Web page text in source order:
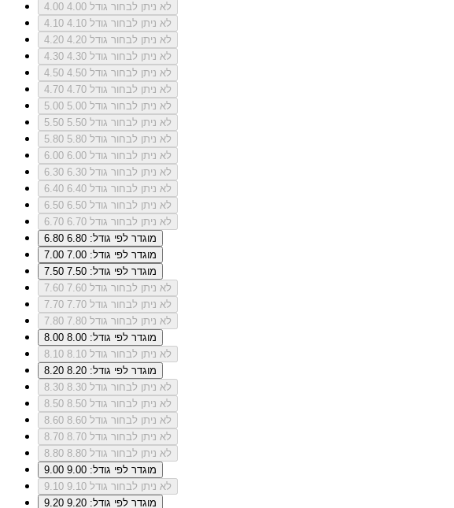
4.00
לא ניתן לבחור גודל 4.00
4.10
לא ניתן לבחור גודל 4.10
4.20
לא ניתן לבחור גודל 4.20
4.30
לא ניתן לבחור גודל 4.30
4.50
לא ניתן לבחור גודל 4.50
4.70
לא ניתן לבחור גודל 4.70
5.00
לא ניתן לבחור גודל 5.00
5.50
לא ניתן לבחור גודל 5.50
5.80
לא ניתן לבחור גודל 5.80
6.00
לא ניתן לבחור גודל 6.00
6.30
לא ניתן לבחור גודל 6.30
6.40
לא ניתן לבחור גודל 6.40
6.50
לא ניתן לבחור גודל 6.50
6.70
לא ניתן לבחור גודל 6.70
6.80
מוגדר לפי גודל: 6.80
7.00
מוגדר לפי גודל: 7.00
7.50
מוגדר לפי גודל: 7.50
7.60
לא ניתן לבחור גודל 7.60
7.70
לא ניתן לבחור גודל 7.70
7.80
לא ניתן לבחור גודל 7.80
8.00
מוגדר לפי גודל: 8.00
8.10
לא ניתן לבחור גודל 8.10
8.20
מוגדר לפי גודל: 8.20
8.30
לא ניתן לבחור גודל 8.30
8.50
לא ניתן לבחור גודל 8.50
8.60
לא ניתן לבחור גודל 8.60
8.70
לא ניתן לבחור גודל 8.70
8.80
לא ניתן לבחור גודל 8.80
9.00
מוגדר לפי גודל: 9.00
9.10
לא ניתן לבחור גודל 9.10
9.20
מוגדר לפי גודל: 9.20